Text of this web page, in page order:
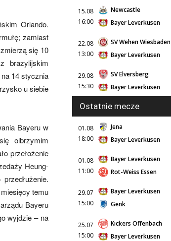
Orlando.
zamiast
się 10
brazylijskim
14 stycznia
u siebie
Bayeru w
olbrzymim
przełożenie
Heung-
temu
Bayeru
wyjdzie – na
15.08
16:00
Newcastle
Bayer Leverkusen
22.08
13:00
SV Wehen Wiesbaden
Bayer Leverkusen
29.08
15:30
SV Elversberg
Bayer Leverkusen
Ostatnie mecze
01.08
18:00
Jena
Bayer Leverkusen
01.08
11:00
Bayer Leverkusen
Rot-Weiss Essen
29.07
15:00
Bayer Leverkusen
Genk
25.07
15:00
Kickers Offenbach
Bayer Leverkusen